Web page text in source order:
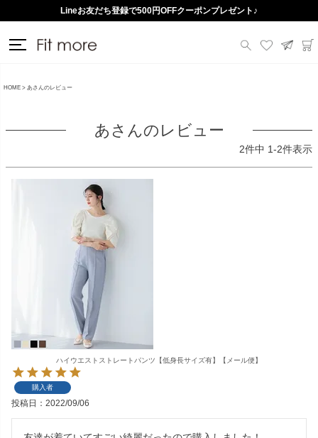
Lineお友だち登録で500円OFFクーポンプレゼント♪
HOME あさんのレビュー
あさんのレビュー
2件中 1-2件表示
ハイウエストストレートパンツ【低身長サイズ有】【メール便】
購入者
投稿日 2022/09/06